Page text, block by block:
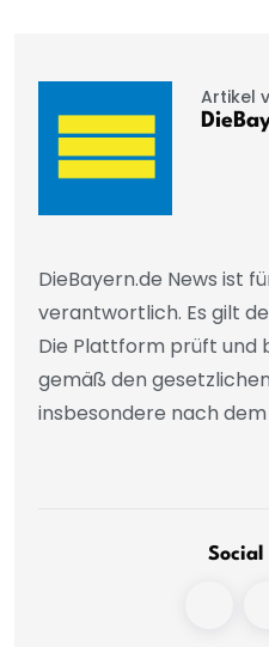
Artikel
DieBayern.de News ist
verantwortlich. Es gilt
Die Plattform prüft und
gemäß den
insbesondere nach dem